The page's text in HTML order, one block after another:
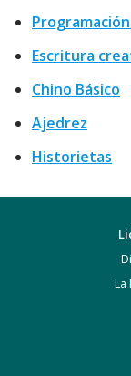
Escritura
Chino Básico
Ajedrez
Historietas
La